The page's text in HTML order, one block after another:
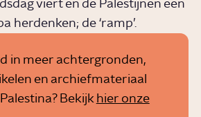
viert en de Palestijnen een
herdenken; de ‘ramp’.
in meer achtergronden,
en archiefmateriaal
Bekijk hier onze